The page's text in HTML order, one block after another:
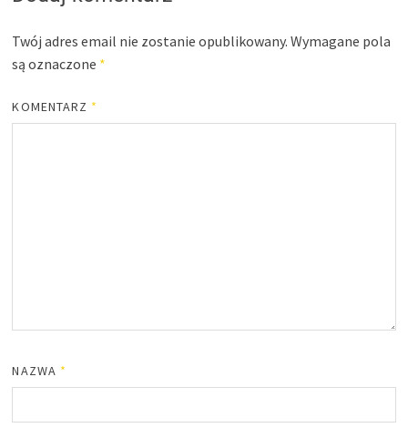
Twój adres email nie zostanie opublikowany. Wymagane pola
są oznaczone *
KOMENTARZ *
NAZWA *